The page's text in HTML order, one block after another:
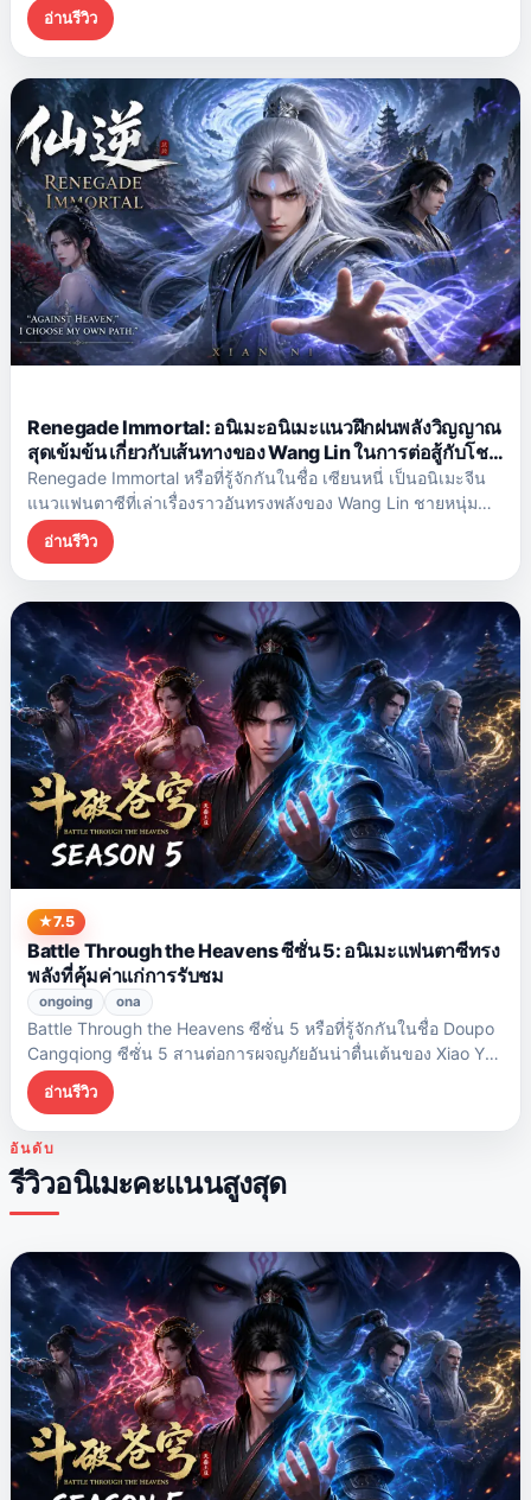
เผชิญกับความท้าทายอันตรายมากมายในการเดินทางไปยังเมืองต้า
ซุย
อ่านรีวิว
Renegade Immortal: อนิเมะอนิเมะแนวฝึกฝนพลังวิญญาณ
สุดเข้มข้น เกี่ยวกับเส้นทางของ Wang Lin ในการต่อสู้กับโชค
ชะตา
Renegade Immortal หรือที่รู้จักกันในชื่อ เซียนหนี่ เป็นอนิเมะจีน
แนวแฟนตาซีที่เล่าเรื่องราวอันทรงพลังของ Wang Lin ชายหนุ่ม
ธรรมดาคนหนึ่งที่ก้าวเข้าสู่โลกแห่งการฝึกฝนพลังที่โหดร้ายและ
ลึกลับ แตกต่างจากวีรบุรุษแฟนตาซีหลายๆ คนที่เริ่มต้นด้วย
พรสวรรค์อันยิ่งใหญ่หรือฐานะสูงส่ง Wang Lin เริ่มต้นการเดินทาง
ของเขาในฐานะคนธรรมดาๆ เงียบๆ
อ่านรีวิว
7.5
Battle Through the Heavens ซีซั่น 5: อนิเมะแฟนตาซีทรง
พลังที่คุ้มค่าแก่การรับชม
ongoing ona
Battle Through the Heavens ซีซั่น 5 หรือที่รู้จักกันในชื่อ Doupo
Cangqiong ซีซั่น 5 สานต่อการผจญภัยอันน่าตื่นเต้นของ Xiao Yan
ในโลกที่ความแข็งแกร่ง การฝึกฝน…
อ่านรีวิว
อันดับ
รีวิวอนิเมะคะแนนสูงสุด